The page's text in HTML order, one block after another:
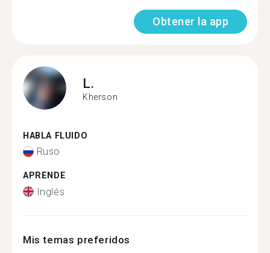
Obtener la app
L.
Kherson
HABLA FLUIDO
Ruso
APRENDE
Inglés
Mis temas preferidos